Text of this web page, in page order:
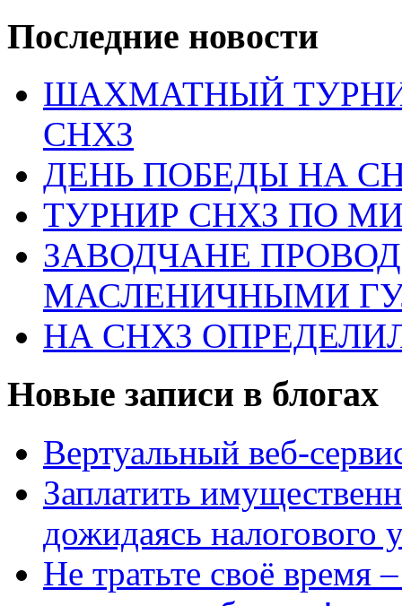
Последние новости
ШАХМАТНЫЙ
СНХЗ
ДЕНЬ ПОБЕДЫ НА
ТУРНИР СНХЗ ПО
ЗАВОДЧАНЕ
МАСЛЕНИЧНЫМИ
НА СНХЗ
Новые записи в блогах
Вертуальный веб-
Заплатить
дожидаясь налогового
Не тратьте своё время